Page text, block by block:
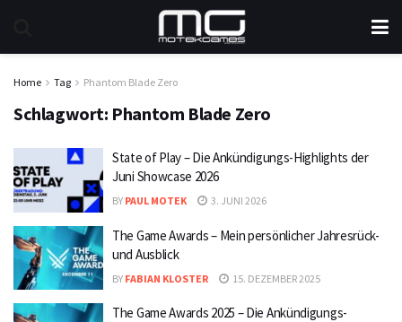
Home Tag Phantom Blade Zero
Schlagwort: Phantom Blade Zero
State of Play – Die Ankündigungs-Highlights der
Juni Showcase 2026
BY PAUL MOTEK 3. JUNI 2026
The Game Awards – Mein persönlicher Jahresrück-
und Ausblick
BY FABIAN KLOSTER 15. DEZEMBER 2025
The Game Awards 2025 – Die Ankündigungs-